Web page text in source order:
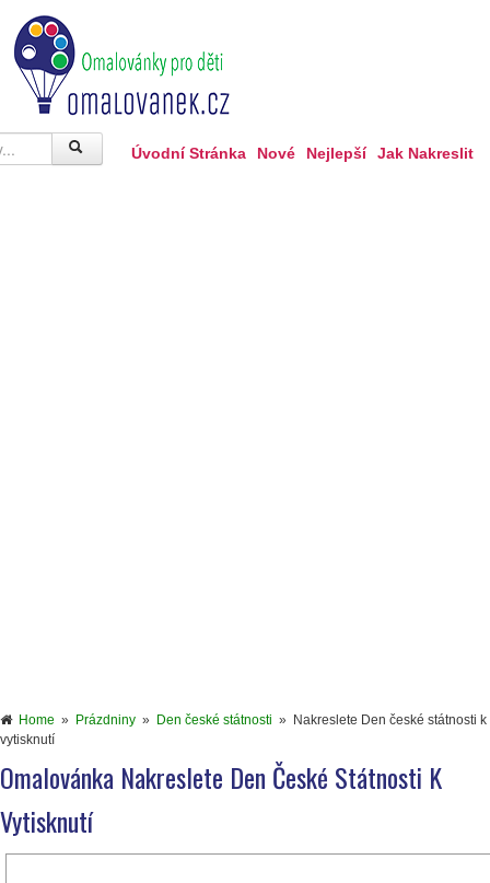
Úvodní Stránka Nové Nejlepší Jak Nakreslit
Home » Prázdniny » Den české státnosti » Nakreslete Den české státnosti k
vytisknutí
Omalovánka Nakreslete Den České Státnosti K
Vytisknutí